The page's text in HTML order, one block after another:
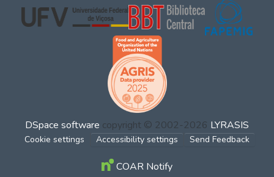
DSpace software copyright © 2002-2026 LYRASIS
Cookie settings Accessibility settings Send Feedback
COAR Notify